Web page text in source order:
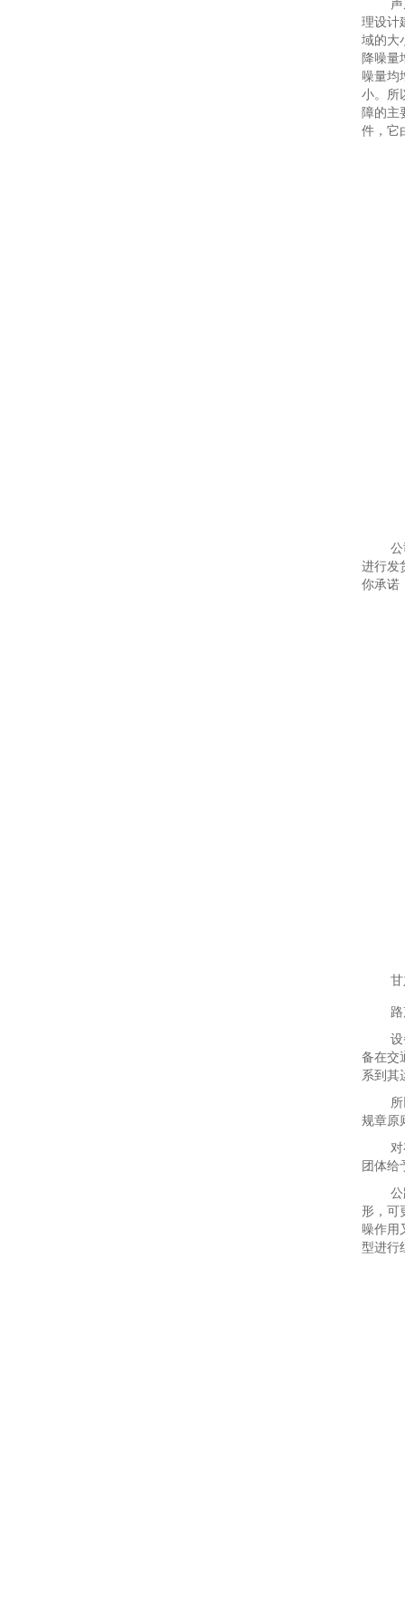
理设计
域的大
降噪量
噪量均
小。所
障的主
件，它
进行发
你承诺
备在交
系到其
规章原
团体给
形，可
噪作用
型进行